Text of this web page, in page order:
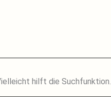
hilft die Suchfunktion.